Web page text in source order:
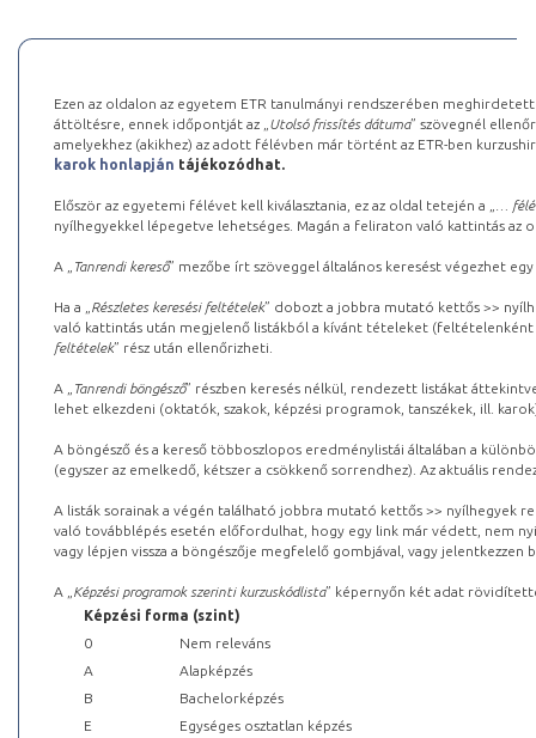
Ezen az oldalon az egyetem ETR tanulmányi rendszerében
áttöltésre, ennek időpontját az „ Utolsó frissítés dátuma” szövegnél
amelyekhez (akikhez) az adott félévben már történt az ETR-ben
karok honlapján tájékozódhat.
Először az egyetemi félévet kell kiválasztania, ez az oldal tetején a „
…
nyílhegyekkel lépegetve lehetséges. Magán a feliraton való kattintás az
A „ Tanrendi kereső” mezőbe írt szöveggel általános keresést végezhet
Ha a „ Részletes keresési feltételek” dobozt a jobbra mutató kettős >>
való kattintás után megjelenő listákból a kívánt tételeket (feltételenként
feltételek” rész után ellenőrizheti.
A „ Tanrendi böngésző” részben keresés nélkül, rendezett listákat
lehet elkezdeni (oktatók, szakok, képzési programok, tanszékek, ill.
A böngésző és a kereső többoszlopos eredménylistái általában a
(egyszer az emelkedő, kétszer a csökkenő sorrendhez). Az aktuális
A listák sorainak a végén található jobbra mutató kettős >> nyílhegyek
való továbblépés esetén előfordulhat, hogy egy link már védett, nem
vagy lépjen vissza a böngészője megfelelő gombjával, vagy
A „ Képzési programok szerinti kurzuskódlista” képernyőn két adat
Képzési forma (szint)
0
Nem releváns
A
Alapképzés
B
Bachelorképzés
E
Egységes osztatlan képzés